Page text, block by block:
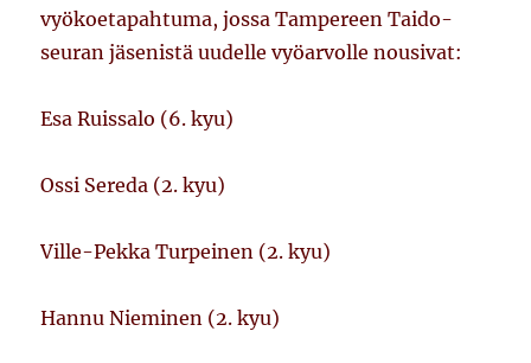
vyökoetapahtuma, jossa Tampereen Taido-
seuran jäsenistä uudelle vyöarvolle nousivat:
Esa Ruissalo (6. kyu)
Ossi Sereda (2. kyu)
Ville-Pekka Turpeinen (2. kyu)
Hannu Nieminen (2. kyu)